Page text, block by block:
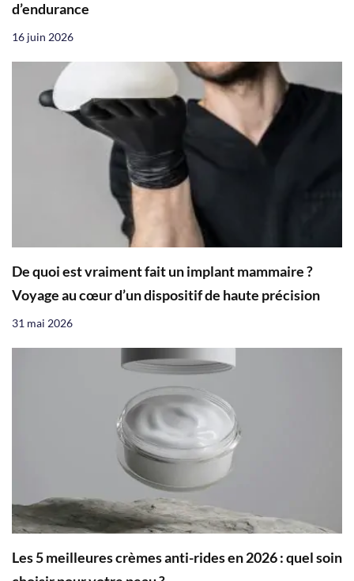
d’endurance
16 juin 2026
De quoi est vraiment fait un implant mammaire ?
Voyage au cœur d’un dispositif de haute précision
31 mai 2026
Les 5 meilleures crèmes anti-rides en 2026 : quel soin